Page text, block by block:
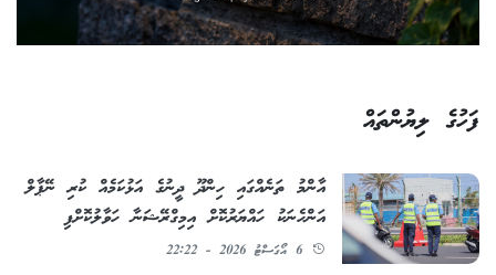
ފަހުގެ ލިޔުންތައް
އާންމު ތަނެއްގައި ހިންދޫ ދީނުގެ އަޅުކަމެއް ކުރި ނޭޕާލް
އަންހެނަކު ހައްޔަރުކޮށް އިމިގްރޭޝަނާ ހަވާލުކޮށްފި
6 އޯގަސްޓު 2026 - 22:22